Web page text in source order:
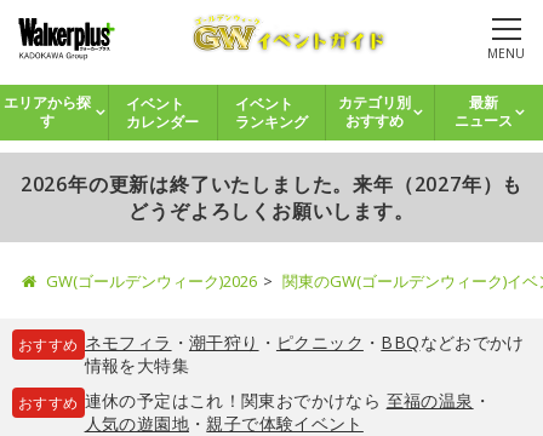
MENU
エリアから探
す
イベント
カレンダー
イベント
ランキング
カテゴリ別
おすすめ
最新
ニュース
2026年の更新は終了いたしました。来年（2027年）も
どうぞよろしくお願いします。
GW(ゴールデンウィーク)2026 関東のGW(ゴールデンウィーク)イ
おすすめ ネモフィラ ・ 潮干狩り ・ ピクニック ・ BBQなどおでかけ
情報を大特集
おすすめ 連休の予定はこれ！関東おでかけなら 至福の温泉 ・
人気の遊園地・親子で体験イベント